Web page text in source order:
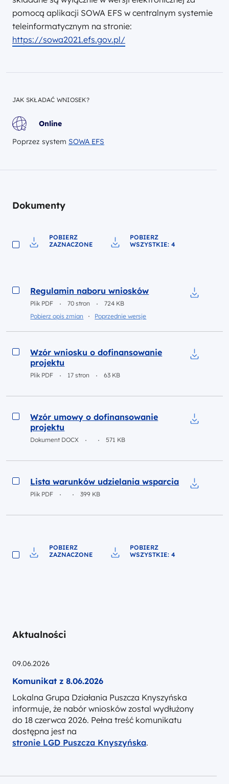
pomocą aplikacji SOWA EFS w centralnym systemie
teleinformatycznym na stronie:
https://sowa2021.efs.gov.pl/
JAK SKŁADAĆ WNIOSEK?
Online
Poprzez system SOWA EFS
Dokumenty
POBIERZ
ZAZNACZONE
POBIERZ
WSZYSTKIE: 4
Podgląd
Regulamin naboru wniosków
Plik PDF 70 stron
724 KB
Inne dokumenty w kategorii
Pobierz opis zmian Poprzednie wersje
Podgląd
Wzór wniosku o dofinansowanie
projektu
Plik PDF 17 stron 63 KB
Podgląd
Wzór umowy o dofinansowanie
projektu
Dokument DOCX 571 KB
Podgląd
Lista warunków udzielania wsparcia
Plik PDF 399 KB
POBIERZ
ZAZNACZONE
POBIERZ
WSZYSTKIE: 4
Aktualności
09.06.2026
Komunikat z 8.06.2026
Lokalna Grupa Działania Puszcza Knyszyńska
informuje, że nabór wniosków zostal wydłużony
do 18 czerwca 2026. Pełna treść komunikatu
dostępna jest na
stronie LGD Puszcza Knyszyńska.